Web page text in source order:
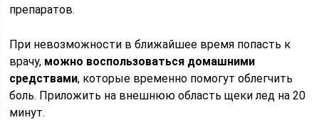
препаратов.
При невозможности в ближайшее время попасть к
врачу, можно воспользоваться домашними
средствами, которые временно помогут облегчить
боль. Приложить на внешнюю область щеки лед на 20
минут.